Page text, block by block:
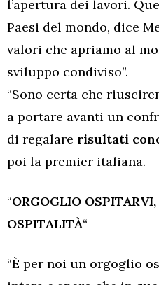
l’apertura dei lavori.
Paesi del mondo, dice
valori che apriamo al
sviluppo condiviso”.
“Sono certa che
a portare avanti un
di regalare risultati
poi la premier italiana.
“ORGOGLIO
OSPITALITÀ“
“È per noi un orgoglio